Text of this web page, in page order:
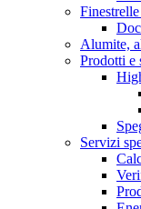
Alumite,
Prodotti e
Servizi